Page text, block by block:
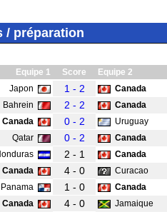
/ préparation
Equipe 1 Score
Equipe 2
Japon 1 - 2
Canada
Bahrein 2 - 2
Canada
Canada 0 - 2
Uruguay
Qatar 0 - 2
Canada
2 - 1
Canada
Canada 4 - 0
Curacao
Panama 1 - 0
Canada
Canada 4 - 0 Jamaique